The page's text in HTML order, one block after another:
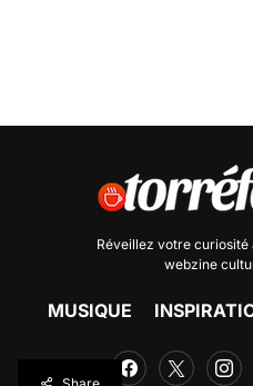
Réveillez votre curiosité
webzine
MUSIQUE